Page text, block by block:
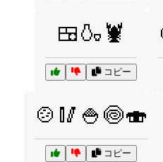
🍱🍶🦞
コピー
🍲🥢🍚🍥🍣
コピー